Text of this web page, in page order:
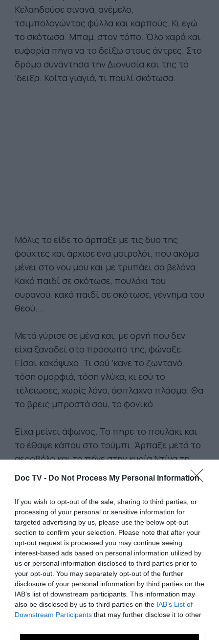
Doc TV - Do Not Process My Personal Information
If you wish to opt-out of the sale, sharing to third parties, or
processing of your personal or sensitive information for
targeted advertising by us, please use the below opt-out
section to confirm your selection. Please note that after your
opt-out request is processed you may continue seeing
interest-based ads based on personal information utilized by
us or personal information disclosed to third parties prior to
your opt-out. You may separately opt-out of the further
disclosure of your personal information by third parties on the
IAB’s list of downstream participants. This information may
also be disclosed by us to third parties on the IAB’s List of
Downstream Participants that may further disclose it to other
Κελαηδούσε σιγανά, ανέμελο,
τσιμπολογώντας φύλλα και καρπούς. Κι εγώ
το σκότωσα. Μπαμ, στον τόπο. Όλο χαρά και
ευφορία πήγα να το δείξω στους άντρες. Στο
δρόμο συνάντησα την Διονυσία και της τό
’δειξα. Κοίτα γιαγιά, τι πουλί σκότωσα.
Μόλις το είδε το άρπαξε με τις δυο της
φούχτες και άρχισε ένα μοιρολόι, που ακόμα
μένει στο νου μου και με τρυπάει σα βελόνα.
Κακό παιδί σε σκότωσε, πουλάκι του
ουρανού, κακό παιδί σε σκότωσε, γέννημα του
θεού...
Μετά γύρισε σε μένα και, με οργή που δεν
είχα ξαναδεί στο πρόσωπό της, φώναξε:
Είσαι κακόψυχο. Τι σού ’κανε το ζωντανό,
τόση ομορφιά, τόση γλύκα, κι εσύ το
τέλειωσες, χωρίς λόγο, άσπλαχνο πλάσμα. Θα
το βρεις μπροστά σου, το φονικό.
Είχα μείνει άφωνος. Το πήρε το πουλάκι και
το έθαψε κάπου στο τούμπι. Άρπαξε μετά το
αεροβόλο και το πήγε στην κυρία Ντίνα τη
γειτόνισσα. Να πεις στο γιο σου να μη χαλεύει
το μυαλό των μικρών παιδιών. Και γύρισε σε
μένα όλο πίκρα και πόνο.
Άκου δω. Μην τα βάνεις με την ομορφιά του
κόσμου. Θα κρουσταλλιάζεις στη φωτιά, θα
καίγεσαι στο χιόνι. Θα σε πατήσει το
σκοτάδι. Όλος ο νους σου θα γίνει μαυρίλα,
τάφος.
Δεν ξανάπιασα όπλο ποτέ στην ζωή μου.
ένιωθα πάνω μου το βλέμμα, το δάχτυλο και